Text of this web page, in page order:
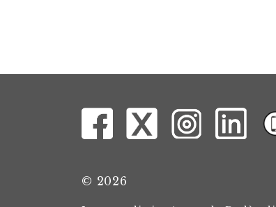
© 2026